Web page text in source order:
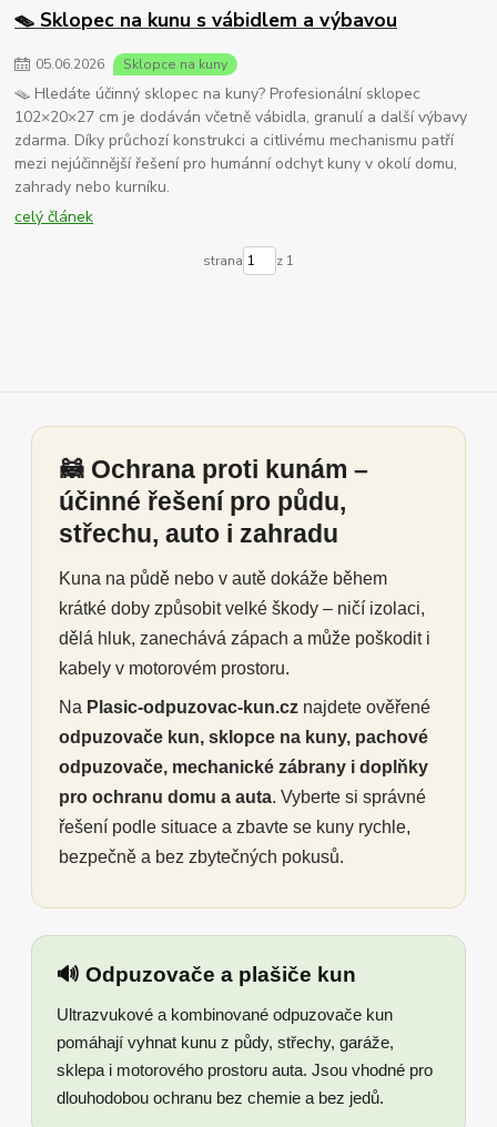
🪤 Sklopec na kunu s vábidlem a výbavou
05.06.2026 Sklopce na kuny
🪤 Hledáte účinný sklopec na kuny? Profesionální sklopec
102×20×27 cm je dodáván včetně vábidla, granulí a další výbavy
zdarma. Díky průchozí konstrukci a citlivému mechanismu patří
mezi nejúčinnější řešení pro humánní odchyt kuny v okolí domu,
zahrady nebo kurníku.
celý článek
strana z 1
🦝 Ochrana proti kunám –
účinné řešení pro půdu,
střechu, auto i zahradu
Kuna na půdě nebo v autě dokáže během
krátké doby způsobit velké škody – ničí izolaci,
dělá hluk, zanechává zápach a může poškodit i
kabely v motorovém prostoru.
Na Plasic-odpuzovac-kun.cz najdete ověřené
odpuzovače kun, sklopce na kuny, pachové
odpuzovače, mechanické zábrany i doplňky
pro ochranu domu a auta. Vyberte si správné
řešení podle situace a zbavte se kuny rychle,
bezpečně a bez zbytečných pokusů.
🔊 Odpuzovače a plašiče kun
Ultrazvukové a kombinované odpuzovače kun
pomáhají vyhnat kunu z půdy, střechy, garáže,
sklepa i motorového prostoru auta. Jsou vhodné pro
dlouhodobou ochranu bez chemie a bez jedů.